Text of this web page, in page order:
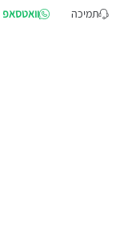
וואטסאפ תמיכה